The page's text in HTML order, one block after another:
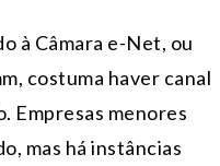
à Câmara e-Net, ou
costuma haver canal
Empresas menores
mas há instâncias